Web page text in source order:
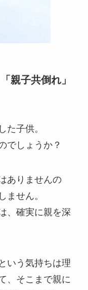
親子共倒れ」
た子供。
でしょうか？
ありませんの
ません。
、確実に親を深
いう気持ちは理
、そこまで親に